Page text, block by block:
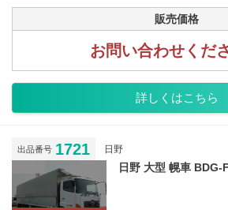
販売価格
お問い合わせくだ
詳しくはこちら
出品番号 1721 日野
日野 大型 幌車 BDG-